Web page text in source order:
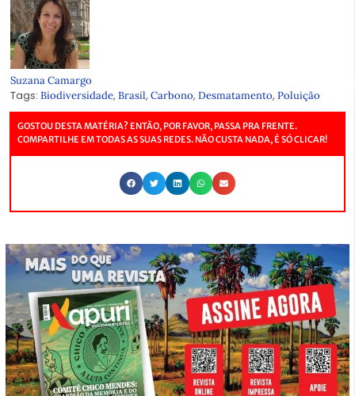
Suzana Camargo
Tags: Biodiversidade, Brasil, Carbono, Desmatamento, Poluição
GOSTOU DESTA MATÉRIA? ENTÃO, POR FAVOR, PASSA PRA FRENTE.
COMPARTILHE EM TODAS AS SUAS REDES. NÃO CUSTA NADA, É SÓ CLICAR!